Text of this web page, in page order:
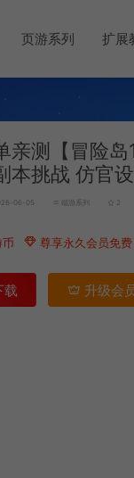
页游系列 扩展
亲测【冒险
本挑战 仿官
06-05 端游系列 2
币 尊享永久会员免费
载 升级会